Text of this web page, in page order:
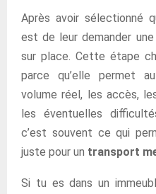
Après avoir sélectionné
est de leur demander
sur place. Cette étape
parce qu’elle permet
volume réel, les accès,
les éventuelles
c’est souvent ce qui
juste pour un transport
Si tu es dans un